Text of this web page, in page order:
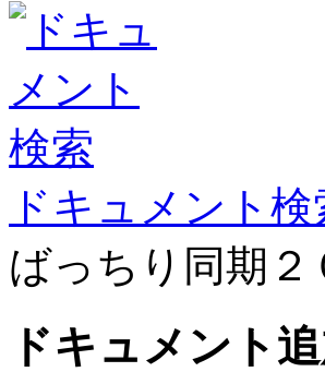
ドキュメント検
ばっちり同期
ドキュメント